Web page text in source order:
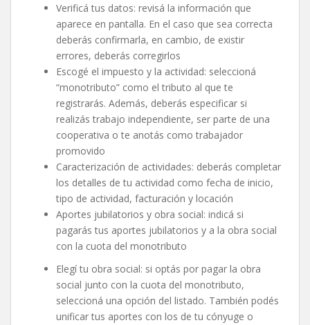
Verificá tus datos: revisá la información que
aparece en pantalla. En el caso que sea correcta
deberás confirmarla, en cambio, de existir
errores, deberás corregirlos
Escogé el impuesto y la actividad: seleccioná
“monotributo” como el tributo al que te
registrarás. Además, deberás especificar si
realizás trabajo independiente, ser parte de una
cooperativa o te anotás como trabajador
promovido
Caracterización de actividades: deberás completar
los detalles de tu actividad como fecha de inicio,
tipo de actividad, facturación y locación
Aportes jubilatorios y obra social: indicá si
pagarás tus aportes jubilatorios y a la obra social
con la cuota del monotributo
Elegí tu obra social: si optás por pagar la obra
social junto con la cuota del monotributo,
seleccioná una opción del listado. También podés
unificar tus aportes con los de tu cónyuge o